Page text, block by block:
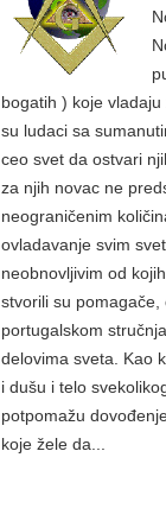
bogatih ) koje
su ludaci sa
ceo svet da ostvari
za njih novac ne
neograničenim
ovladavanje svim
neobnovljivim od
stvorili su
portugalskom
delovima sveta. Kao
i dušu i telo
potpomažu
koje žele da...